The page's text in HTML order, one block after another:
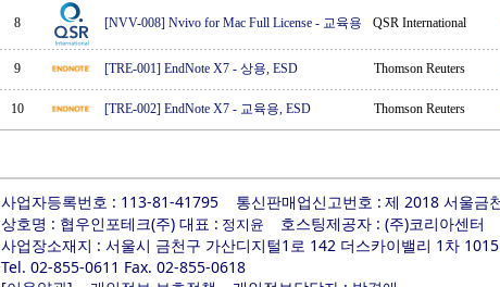
8 [NVV-008] Nvivo for Mac Full License - 교육용 QSR International
9 [TRE-001] EndNote X7 - 상용, ESD Thomson Reuters
10 [TRE-002] EndNote X7 - 교육용, ESD Thomson Reuters
사업자등록번호 : 113-81-41795 통신판매업신고번호 : 제 2018 서울금
상호명 : 협우인포테크(주) 대표 : 정지윤
호스팅제공자 : (주)코리아센터
사업장소재지 : 서울시 금천구 가산디지털1로 142 더스카이밸리 1차
Tel. 02-855-0611 Fax. 02-855-0618